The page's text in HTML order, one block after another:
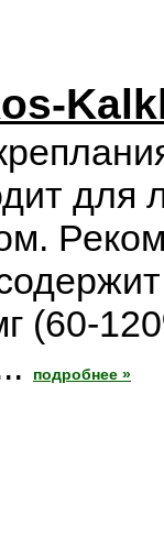
для
(60-
подробнее »